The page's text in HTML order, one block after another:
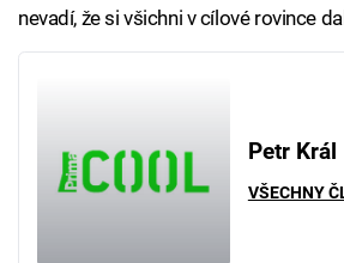
nevadí, že si všichni v cílové rovince
Petr Král
VŠECHNY